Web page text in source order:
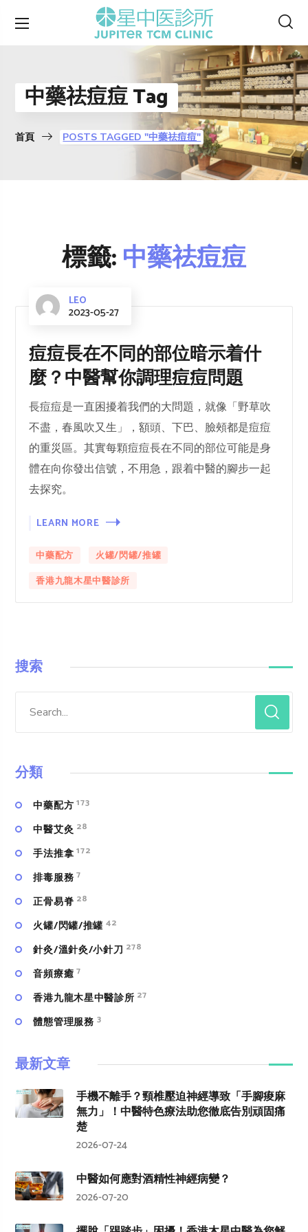
中藥祛痘痘 Tag
首頁 POSTS TAGGED "中藥祛痘痘"
標籤:中藥祛痘痘
LEO
2023-05-27
痘痘長在不同的部位暗示着什
麼？中醫幫你調理痘痘問題
長痘痘是一直困擾着我們的大問題，就像「野草吹
不盡，春風吹又生」，額頭、下巴、臉頰都是痘痘
的重災區。其實每顆痘痘長在不同的部位可能是身
體在向你發出信號，不用急，跟着中醫的腳步一起
去探究。
LEARN MORE
中藥配方
火罐/閃罐/推罐
香港九龍木星中醫診所
搜索
分類
中藥配方 173
中醫艾灸 28
手法推拿 172
排毒服務 7
正骨易脊 28
火罐/閃罐/推罐 42
針灸/溫針灸/小針刀 278
⾳頻療癒 7
香港九龍木星中醫診所 27
體態管理服務 3
最新文章
手機不離手？頸椎壓迫神經導致「手腳痠麻
無力」！中醫特色療法助您徹底告別頑固痛
楚
2026-07-24
中醫如何應對酒精性神經病變？
2026-07-20